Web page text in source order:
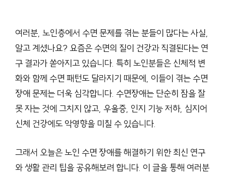
여러분, 노인층에서 수면 문제를 겪는 분들이 많다는 사실,
알고 계셨나요? 요즘은 수면의 질이 건강과 직결된다는 연
구 결과가 쏟아지고 있습니다. 특히 노인분들은 신체적 변
화와 함께 수면 패턴도 달라지기 때문에, 이들이 겪는 수면
장애 문제는 더욱 심각합니다. 수면장애는 단순히 잠을 잘
못 자는 것에 그치지 않고, 우울증, 인지 기능 저하, 심지어
신체 건강에도 악영향을 미칠 수 있습니다.
그래서 오늘은 노인 수면 장애를 해결하기 위한 최신 연구
와 생활 관리 팁을 공유해보려 합니다. 이 글을 통해 여러분